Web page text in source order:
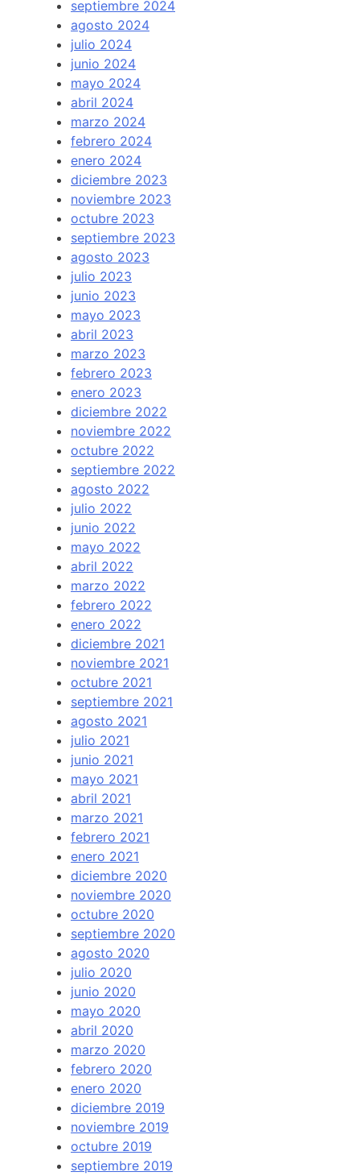
septiembre 2024
agosto 2024
julio 2024
junio 2024
mayo 2024
abril 2024
marzo 2024
febrero 2024
enero 2024
diciembre 2023
noviembre 2023
octubre 2023
septiembre 2023
agosto 2023
julio 2023
junio 2023
mayo 2023
abril 2023
marzo 2023
febrero 2023
enero 2023
diciembre 2022
noviembre 2022
octubre 2022
septiembre 2022
agosto 2022
julio 2022
junio 2022
mayo 2022
abril 2022
marzo 2022
febrero 2022
enero 2022
diciembre 2021
noviembre 2021
octubre 2021
septiembre 2021
agosto 2021
julio 2021
junio 2021
mayo 2021
abril 2021
marzo 2021
febrero 2021
enero 2021
diciembre 2020
noviembre 2020
octubre 2020
septiembre 2020
agosto 2020
julio 2020
junio 2020
mayo 2020
abril 2020
marzo 2020
febrero 2020
enero 2020
diciembre 2019
noviembre 2019
octubre 2019
septiembre 2019